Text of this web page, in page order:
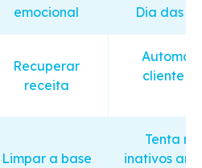
emocional
Dia das
Recuperar
receita
cliente
Limpar a base
Tenta
inativos